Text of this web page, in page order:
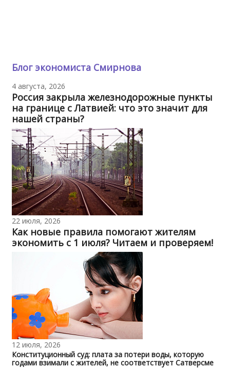
Блог экономиста Смирнова
4 августа, 2026
Россия закрыла железнодорожные пункты
на границе с Латвией: что это значит для
нашей страны?
22 июля, 2026
Как новые правила помогают жителям
экономить с 1 июля? Читаем и проверяем!
12 июля, 2026
Конституционный суд: плата за потери воды, которую
годами взимали с жителей, не соответствует Сатверсме